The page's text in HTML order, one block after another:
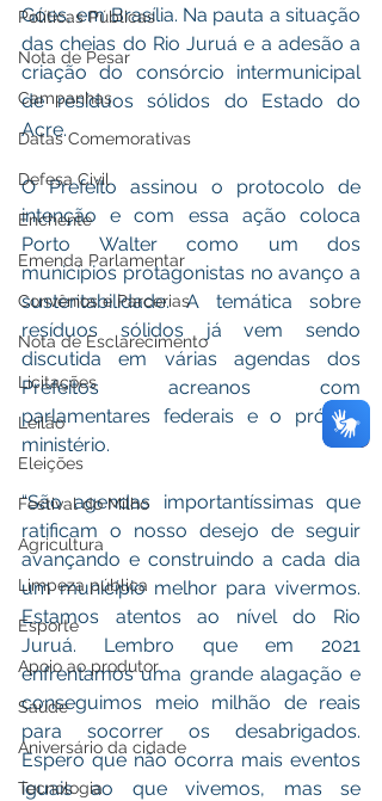
Políticas Públicas
Nota de Pesar
Campanhas
Datas Comemorativas
Defesa Civil
Enchente
Emenda Parlamentar
Convênios e Parcerias
Nota de Esclarecimento
Licitações
Leilão
Eleições
Festival do Milho
Agricultura
Limpeza pública
Esporte
Apoio ao produtor
Saúde
Aniversário da cidade
Tecnologia
Góes, em Brasília. Na pauta a situação
das cheias do Rio Juruá e a adesão a
criação do consórcio intermunicipal
de resíduos sólidos do Estado do
Acre.
O Prefeito assinou o protocolo de
intenção e com essa ação coloca
Porto Walter como um dos
municípios protagonistas no avanço a
sustentabilidade. A temática sobre
resíduos sólidos já vem sendo
discutida em várias agendas dos
Prefeitos acreanos com
parlamentares federais e o próprio
ministério.
“São agendas importantíssimas que
ratificam o nosso desejo de seguir
avançando e construindo a cada dia
um município melhor para vivermos.
Estamos atentos ao nível do Rio
Juruá. Lembro que em 2021
enfrentamos uma grande alagação e
conseguimos meio milhão de reais
para socorrer os desabrigados.
Espero que não ocorra mais eventos
iguais ao que vivemos, mas se